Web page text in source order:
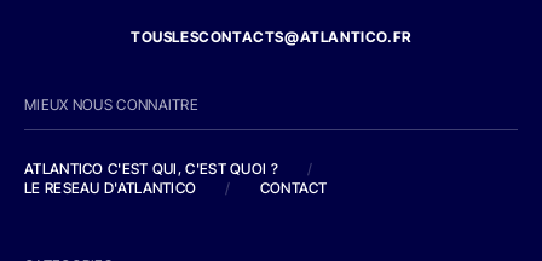
TOUSLESCONTACTS@ATLANTICO.FR
MIEUX NOUS CONNAITRE
ATLANTICO C'EST QUI, C'EST QUOI ?
/
LE RESEAU D'ATLANTICO
/ CONTACT